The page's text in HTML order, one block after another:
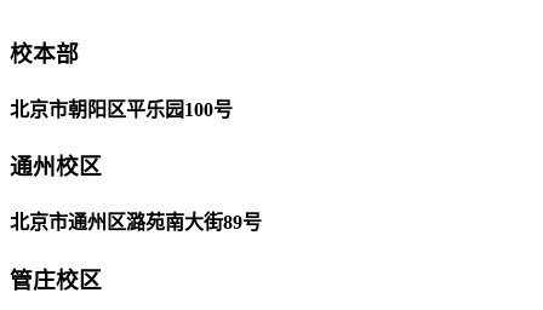
校本部
北京市朝阳区平乐园100号
通州校区
北京市通州区潞苑南大街89号
管庄校区